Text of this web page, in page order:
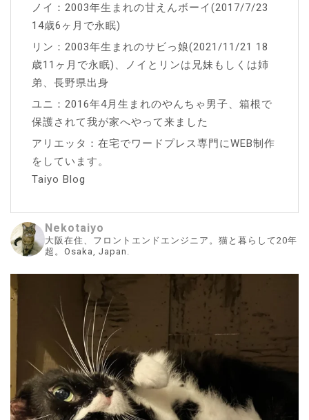
ノイ：2003年生まれの甘えんボーイ(2017/7/23
14歳6ヶ月で永眠)
リン：2003年生まれのサビっ娘(2021/11/21 18
歳11ヶ月で永眠)、ノイとリンは兄妹もしくは姉
弟、長野県出身
ユニ：2016年4月生まれのやんちゃ男子、箱根で
保護されて我が家へやって来ました
アリエッタ：在宅でワードプレス専門にWEB制作
をしています。
Taiyo Blog
Nekotaiyo
大阪在住、フロントエンドエンジニア。猫と暮らして20年
超。Osaka, Japan.